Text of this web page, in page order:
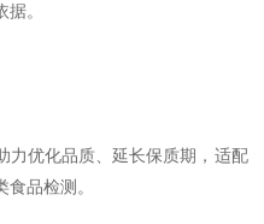
。
力优化品质、延长保质期，适配
品检测。